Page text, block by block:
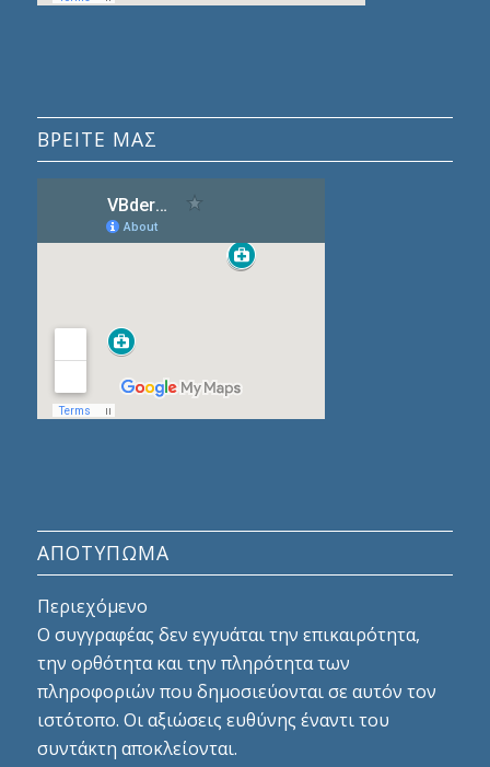
ΒΡΕΙΤΕ ΜΑΣ
ΑΠΟΤΎΠΩΜΑ
Περιεχόμενο
Ο συγγραφέας δεν εγγυάται την επικαιρότητα,
την ορθότητα και την πληρότητα των
πληροφοριών που δημοσιεύονται σε αυτόν τον
ιστότοπο. Οι αξιώσεις ευθύνης έναντι του
συντάκτη αποκλείονται.